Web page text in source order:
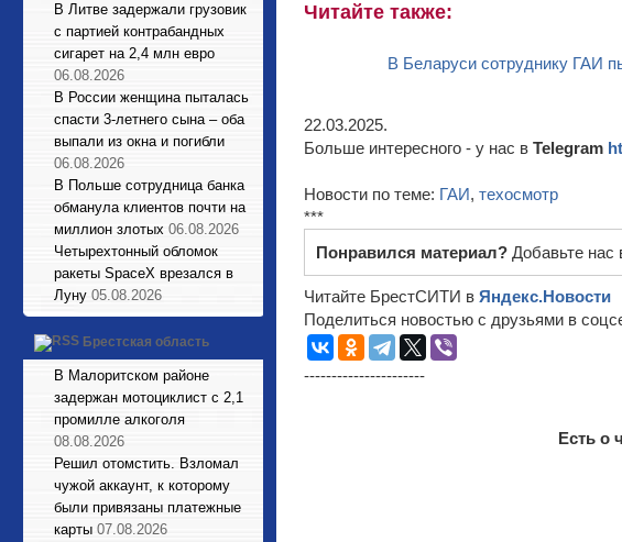
В Литве задержали грузовик
с партией контрабандных
сигарет на 2,4 млн евро
06.08.2026
В России женщина пыталась
спасти 3-летнего сына – оба
выпали из окна и погибли
06.08.2026
В Польше сотрудница банка
обманула клиентов почти на
миллион злотых 06.08.2026
Четырехтонный обломок
ракеты SpaceX врезался в
Луну 05.08.2026
Брестская область
В Малоритском районе
задержан мотоциклист с 2,1
промилле алкоголя
08.08.2026
Решил отомстить. Взломал
чужой аккаунт, к которому
были привязаны платежные
карты 07.08.2026
Читайте также:
В Беларуси сотруднику ГАИ
22.03.2025.
Больше интересного - у нас в Telegram
Новости по теме: ГАИ, техосмотр
***
Понравился материал? Добавьте нас
Читайте БрестСИТИ в Яндекс.Новости
Поделиться новостью с друзьями в
----------------------
Есть о